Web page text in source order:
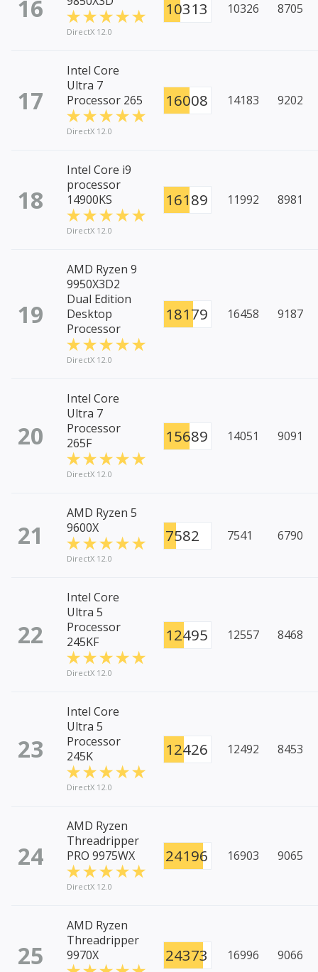
16
DirectX 12.0
10313 10326 8705
17
Intel Core
Ultra 7
Processor 265
DirectX 12.0
16008 14183 9202
18
Intel Core i9
processor
14900KS
DirectX 12.0
16189 11992 8981
19
AMD Ryzen 9
9950X3D2
Dual Edition
Desktop
Processor
DirectX 12.0
18179 16458 9187
20
Intel Core
Ultra 7
Processor
265F
DirectX 12.0
15689 14051 9091
21
AMD Ryzen 5
9600X
DirectX 12.0
7582 7541 6790
22
Intel Core
Ultra 5
Processor
245KF
DirectX 12.0
12495 12557 8468
23
Intel Core
Ultra 5
Processor
245K
DirectX 12.0
12426 12492 8453
24
AMD Ryzen
Threadripper
PRO 9975WX
DirectX 12.0
24196 16903 9065
25
AMD Ryzen
Threadripper
9970X
24373 16996 9066